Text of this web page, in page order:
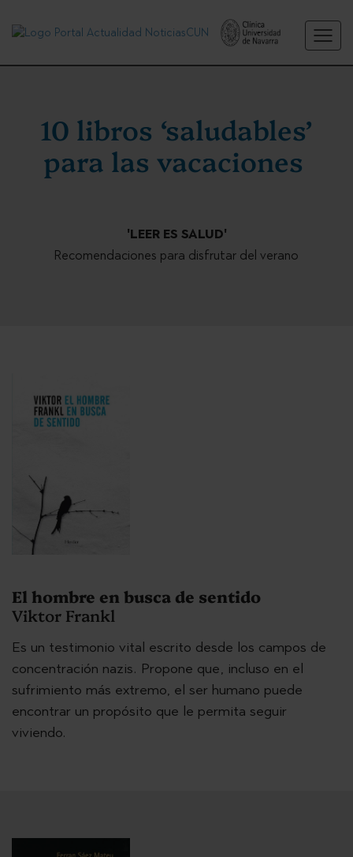
10 libros ‘saludables’
para las vacaciones
'LEER ES SALUD'
Recomendaciones para disfrutar del verano
El hombre en busca de sentido
Viktor Frankl
Es un testimonio vital escrito desde los campos de
concentración nazis. Propone que, incluso en el
sufrimiento más extremo, el ser humano puede
encontrar un propósito que le permita seguir
viviendo.